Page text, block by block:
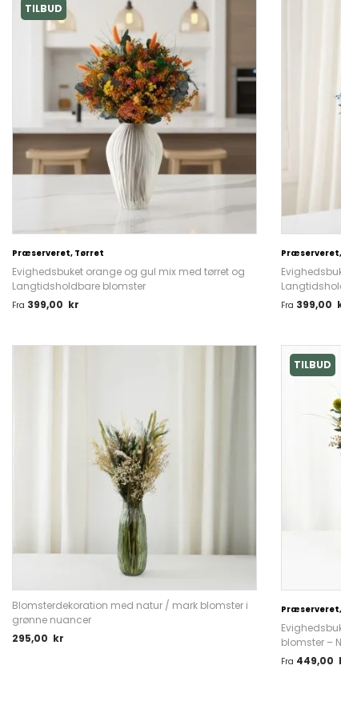
TILBUD
Præserveret, Tørret
Evighedsbuket orange og gul mix med tørret og
Langtidsholdbare blomster
Fra 399,00 kr Fra 399,00
Blomsterdekoration med natur / mark blomster i
grønne nuancer
295,00 kr
TILBUD
blomster –
Fra 449,00